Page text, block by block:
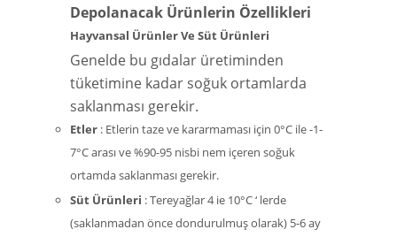
Depolanacak Ürünlerin Özellikleri
Hayvansal Ürünler Ve Süt Ürünleri
Genelde bu gıdalar üretiminden
tüketimine kadar soğuk ortamlarda
saklanması gerekir.
Etler : Etlerin taze ve kararmaması için 0°C ile -1-
7°C arası ve %90-95 nisbi nem içeren soğuk
ortamda saklanması gerekir.
Süt Ürünleri : Tereyağlar 4 ie 10°C ‘ lerde
(saklanmadan önce dondurulmuş olarak) 5-6 ay